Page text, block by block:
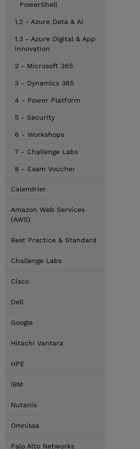
PowerShell
1.2 - Azure Data & AI
1.3 - Azure Digital & App
Innovation
2 - Microsoft 365
3 - Dynamics 365
4 - Power Platform
5 - Security
6 - Workshops
7 - Challenge Labs
8 - Exam Voucher
Calendrier
Amazon Web Services
(AWS)
Best Practice & Standard
Challenge Labs
Cisco
Dell
Google
Hitachi Vantara
HPE
IBM
Nutanix
Omnissa
Palo Alto Networks